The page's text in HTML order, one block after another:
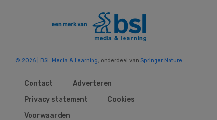
© 2026 | BSL Media & Learning, onderdeel van Springer Nature
Contact
Adverteren
Privacy statement
Cookies
Voorwaarden